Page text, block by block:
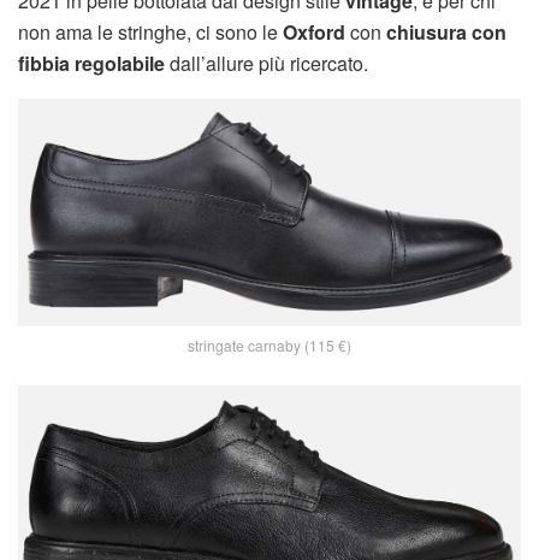
non ama le stringhe, ci sono leOxford con chiusura con
fibbia regolabiledall’allure più ricercato.
stringate carnaby (115 €)